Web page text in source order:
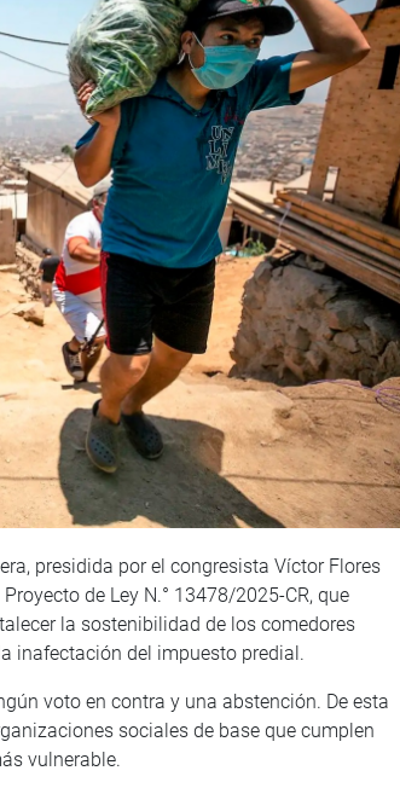
presidida por el congresista Víctor Flores
de Ley N.° 13478/2025-CR, que
la sostenibilidad de los comedores
inafectación del impuesto predial.
voto en contra y una abstención. De esta
sociales de base que cumplen
vulnerable.